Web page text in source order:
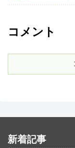
コメント
新着記事